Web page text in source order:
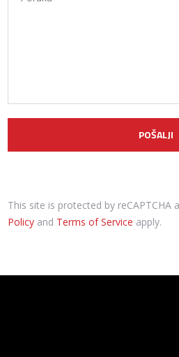
This site is protected by reCAPTCHA
Policy and Terms of Service apply.